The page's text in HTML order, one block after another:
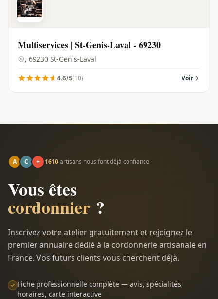
Multiservices | St-Genis-Laval - 69230
, 69230 St-Genis-Laval
4.6/5(10) Voir
A C + 1610artisans nous font déjà confiance
Vous êtes
cordonnier ?
Inscrivez votre atelier gratuitement et rejoignez le
premier annuaire dédié à la cordonnerie artisanale en
France. Vos futurs clients vous cherchent déjà.
Fiche professionnelle complète — avis, spécialités,
horaires, carte interactive